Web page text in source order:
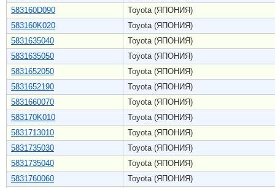
583160D090
Toyota (ЯПОНИЯ)
583160K020
Toyota (ЯПОНИЯ)
5831635040
Toyota (ЯПОНИЯ)
5831635050
Toyota (ЯПОНИЯ)
5831652050
Toyota (ЯПОНИЯ)
5831652190
Toyota (ЯПОНИЯ)
5831660070
Toyota (ЯПОНИЯ)
583170K010
Toyota (ЯПОНИЯ)
5831713010
Toyota (ЯПОНИЯ)
5831735030
Toyota (ЯПОНИЯ)
5831735040
Toyota (ЯПОНИЯ)
5831760060
Toyota (ЯПОНИЯ)